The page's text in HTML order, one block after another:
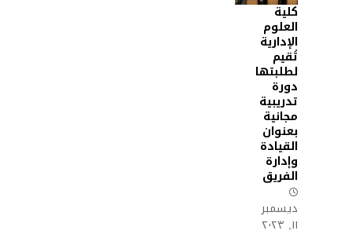
كلية
العلوم
الإدارية
تُقيم
لطلبتها
دورة
تدريبية
مجانية
بعنوان
القيادة
وإدارة
الفريق
ديسمبر
١١, ٢٠٢٣